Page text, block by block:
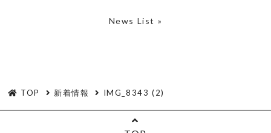
News List »
TOP 新着情報 IMG_8343 (2)